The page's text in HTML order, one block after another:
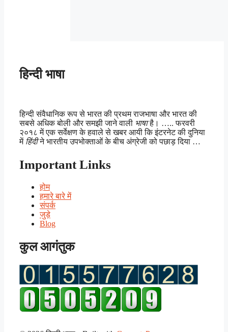
हिन्दी भाषा
हिन्दी संवैधानिक रूप से भारत की प्रथम राजभाषा और भारत की
सबसे अधिक बोली और समझी जाने वाली भाषाहै। ….. फरवरी
२०१८ में एक सर्वेक्षण के हवाले से खबर आयी कि इंटरनेट की दुनिया
में हिंदीने भारतीय उपभोक्ताओं के बीच अंग्रेजी को पछाड़ दिया …
Important Links
होम
हमारे बारे में
संपर्क
जुड़े
Blog
कुल आगंतुक